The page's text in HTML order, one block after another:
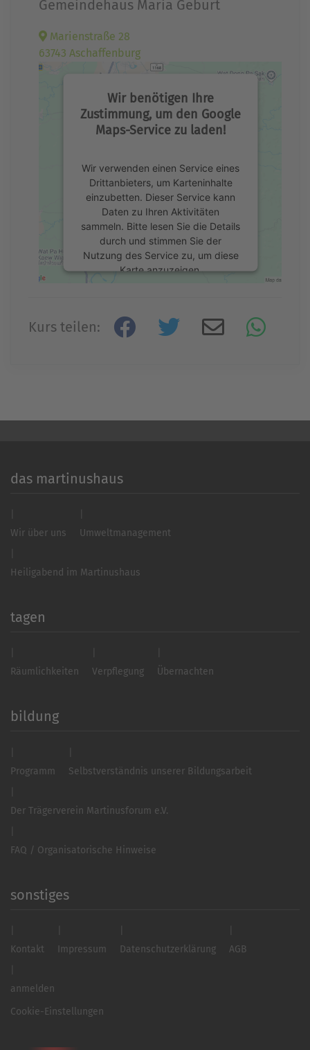
Gemeindehaus Maria Geburt
Marienstraße 28
63743 Aschaffenburg
Wir benötigen Ihre
Zustimmung, um den Google
Maps-Service zu laden!
Wir verwenden einen Service eines
Drittanbieters, um Karteninhalte
einzubetten. Dieser Service kann
Daten zu Ihren Aktivitäten
sammeln. Bitte lesen Sie die Details
durch und stimmen Sie der
Nutzung des Service zu, um diese
Karte anzuzeigen.
Kurs teilen:
das martinushaus
Wir über uns Umweltmanagement
Heiligabend im Martinushaus
tagen
Räumlichkeiten Verpflegung Übernachten
bildung
Programm Selbstverständnis unserer Bildungsarbeit
Der Trägerverein Martinusforum e.V.
FAQ / Organisatorische Hinweise
sonstiges
Kontakt Impressum Datenschutzerklärung AGB
anmelden
Cookie-Einstellungen